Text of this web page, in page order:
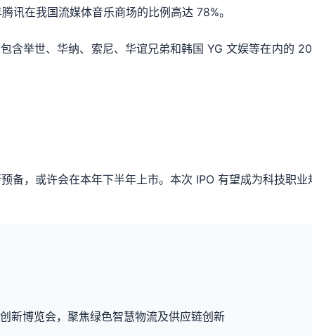
讯在我国流媒体音乐商场的比例高达 78%。
含举世、华纳、索尼、华谊兄弟和韩国 YG 文娱等在内的
备，或许会在本年下半年上市。本次 IPO 有望成为科技职业
新博览会，聚焦绿色智慧物流及供应链创新